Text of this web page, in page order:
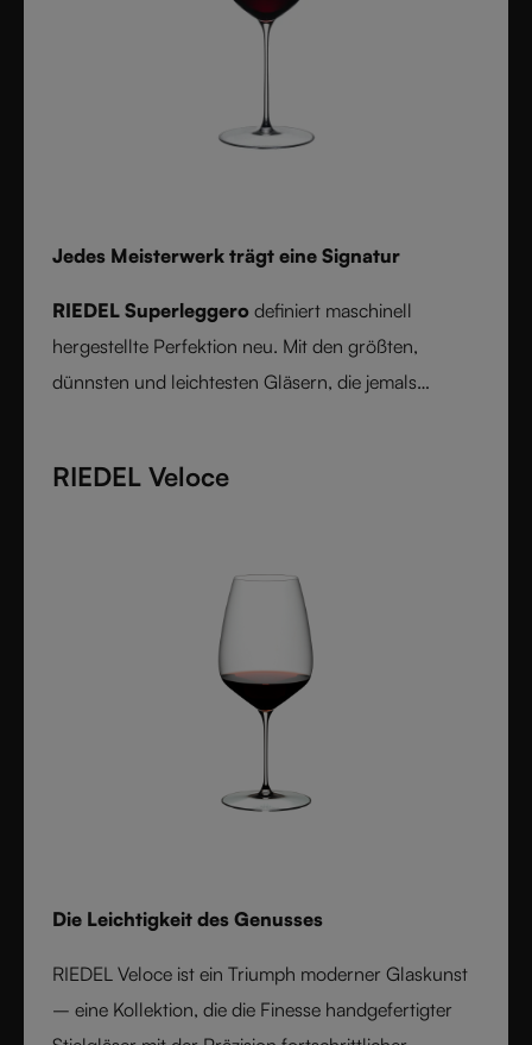
Jedes Meisterwerk trägt eine Signatur
RIEDEL Superleggero definiert maschinell
hergestellte Perfektion neu. Mit den größten,
dünnsten und leichtesten Gläsern, die jemals
und Randdurchmesser. Rebsortenspezifisch und aus
Technologie mit der Eleganz und Ausgewogenheit
handgefertigter Stielgläser - und setzt damit einen
neuen Maßstab für Weinperformance.
RIEDEL Veloce
Die Leichtigkeit des Genusses
RIEDEL Veloce ist ein Triumph moderner Glaskunst
– eine Kollektion, die die Finesse handgefertigter